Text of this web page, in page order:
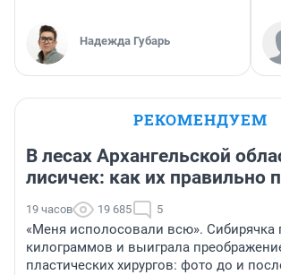
Надежда Губарь
РЕКОМЕНДУЕМ
В лесах Архангельской
лисичек: как их правильно
19 часов 19 685 5
«Меня исполосовали всю». Сибирячка
килограммов и выиграла
пластических хирургов: фото до и